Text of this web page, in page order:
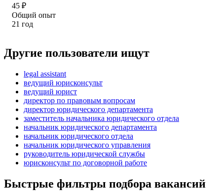
45 ₽
Общий опыт
21 год
Другие пользователи ищут
legal assistant
ведущий юрисконсульт
ведущий юрист
директор по правовым вопросам
директор юридического департамента
заместитель начальника юридического отдела
начальник юридического департамента
начальник юридического отдела
начальник юридического управления
руководитель юридической службы
юрисконсульт по договорной работе
Быстрые фильтры подбора вакансий